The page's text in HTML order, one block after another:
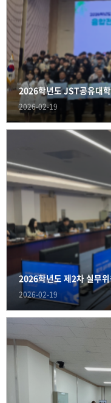
2026학년도 JST공유대
2026-02-19
2026학년도 제2
2026-02-19